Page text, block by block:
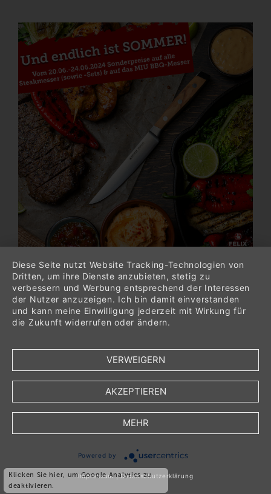
22.03.2024
OSTERGRÜSSE VON F
ELIX
Der Osterhase ist schon fleißig dabei die
Für alle Helfer des Osterhasen gibt es vom
29.03.-02.04.2024 einen Rabatt in Höhe
*OSTERN24* - ausgenommen sind die
"Scharfen Geschenke".
Für jeden Einkauf mit einem Einkaufswert
über 150€ (nach Abzug des Rabattcodes)
Bestellung dazu.
Wir wünschen entspannte Ostertage und
viel Spaß bei der Ostereiersuche!
Verpackungs- und Versandkosten
Klicken Sie hier, um Google Analytics zu
deaktivieren.
Diese Seite nutzt Website Tracking-Technologien von
Dritten, um ihre Dienste anzubieten, stetig zu
verbessern und Werbung entsprechend der Interessen
der Nutzer anzuzeigen. Ich bin damit einverstanden
und kann meine Einwilligung jederzeit mit Wirkung für
die Zukunft widerrufen oder ändern.
VERWEIGERN
AKZEPTIEREN
MEHR
Powered by
Impressum | Datenschutzerklärung